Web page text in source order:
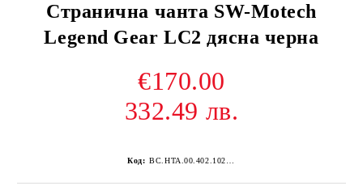
Странична чанта SW-Motech
Legend Gear LC2 дясна черна
€170.00
332.49 лв.
Код: